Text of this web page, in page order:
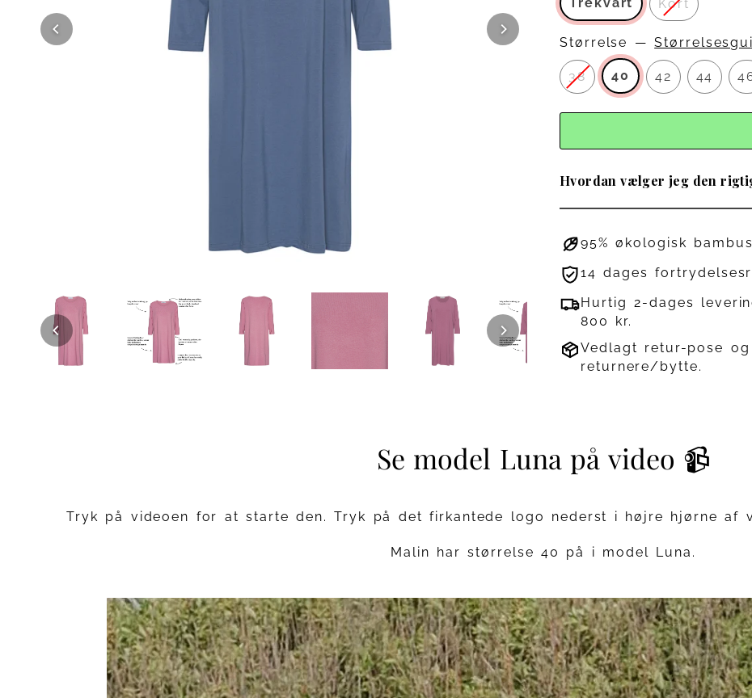
Kort
Størrelse —
38 40 42 44
Hvordan vælger jeg den
95% økologisk
14 dages
Hurtig 2-dages
800 kr.
Vedlagt retur-pose
returnere/bytte.
Se model Luna på video 📹
Tryk på videoen for at starte den. Tryk på det firkantede logo nederst i højre hjørne
Malin har størrelse 40 på i model Luna.